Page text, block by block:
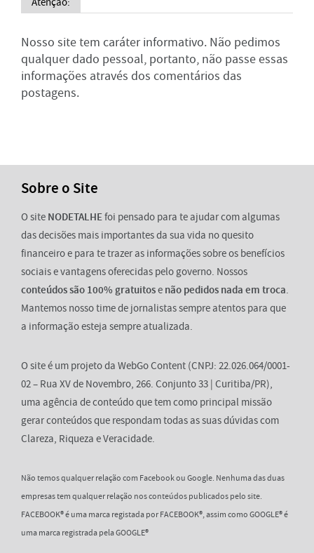
Nosso site tem caráter informativo. Não pedimos
qualquer dado pessoal, portanto, não passe essas
informações através dos comentários das
postagens.
Sobre o Site
O site NODETALHEfoi pensado para te ajudar com algumas
das decisões mais importantes da sua vida no quesito
financeiro e para te trazer as informações sobre os benefícios
sociais e vantagens oferecidas pelo governo. Nossos
conteúdos são 100% gratuitose não pedidos nada em troca.
Mantemos nosso time de jornalistas sempre atentos para que
a informação esteja sempre atualizada.
O site é um projeto da WebGo Content (CNPJ: 22.026.064/0001-
02 – Rua XV de Novembro, 266. Conjunto 33 | Curitiba/PR),
uma agência de conteúdo que tem como principal missão
gerar conteúdos que respondam todas as suas dúvidas com
Clareza, Riqueza e Veracidade.
Não temos qualquer relação com Facebook ou Google. Nenhuma das duas
empresas tem qualquer relação nos conteúdos publicados pelo site.
FACEBOOK® é uma marca registada por FACEBOOK®, assim como GOOGLE® é
uma marca registrada pela GOOGLE®